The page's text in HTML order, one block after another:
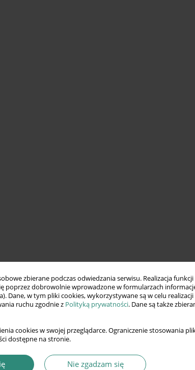
zbierane podczas odwiedzania serwisu. Realizacja
poprzez dobrowolnie wprowadzone w formularzach
Dane, w tym pliki cookies, wykorzystywane są w celu
ruchu zgodnie z Polityką prywatności. Dane są także
cookies w swojej przeglądarce. Ograniczenie stosowania
dostępne na stronie.
Nie zgadzam się